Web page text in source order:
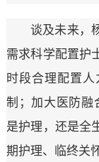
谈及未来，
需求科学配置护
时段合理配置
制；加大医防融
是护理，还是全
期护理、临终关